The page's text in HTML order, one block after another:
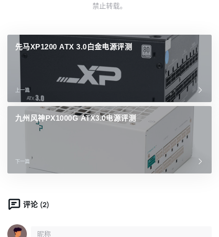
禁止转载。
先马XP1200 ATX 3.0白金电源评测
上一篇
九州风神PX1000G ATX3.0电源评测
下一篇
评论 (2)